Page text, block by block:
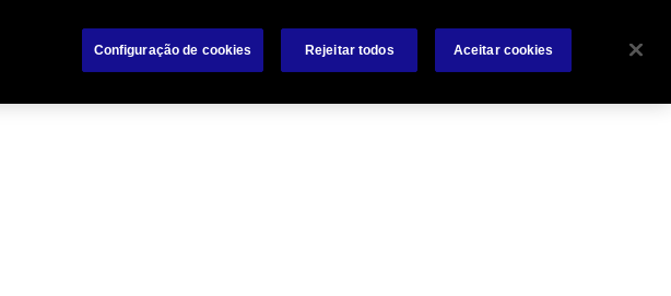
Configuração de cookies Rejeitar todos Aceitar cookies